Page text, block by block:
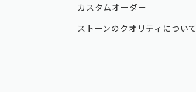
カスタムオーダー
ストーンのクオリティについて